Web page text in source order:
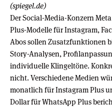
(spiegel.de)
Der Social-Media-Konzern
Plus-Modelle für Instagram,
Abos sollen Zusatzfunktionen
Story-Analysen,
individuelle Klingeltöne.
nicht. Verschiedene Medien
monatlich für Instagram Plus
Dollar für WhatsApp Plus